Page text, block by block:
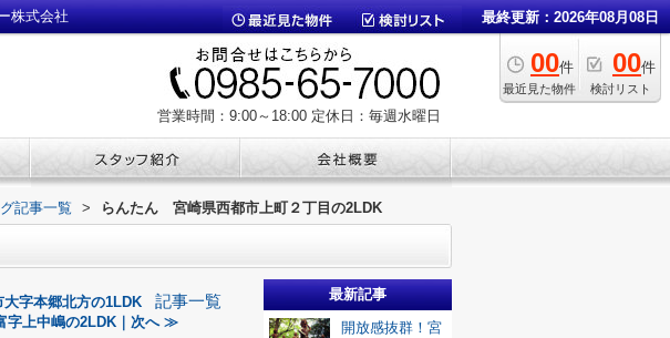
株式会社 最終更新：2026年08月08日
00件
最近見た物件
00件
検討リスト
営業時間：9:00～18:00 定休日：毎週水曜日
記事一覧 > らんたん 宮崎県西都市上町２丁目の2LDK
字本郷北方の1LDK 記事一覧
字上中嶋の2LDK｜次へ ≫
最新記事
開放感抜群！宮